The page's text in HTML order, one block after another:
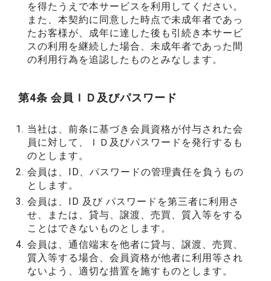
を得たうえで本サービスを利用してください。
また、本契約に同意した時点で未成年者であっ
たお客様が、成年に達した後も引続き本サービ
スの利用を継続した場合、未成年者であった間
の利用行為を追認したものとみなします。
第4条 会員ＩＤ及びパスワード
当社は、前条に基づき会員資格が付与された会
員に対して、ＩＤ及びパスワードを発行するも
のとします。
会員は、ID、パスワードの管理責任を負うもの
とします。
会員は、ID 及び パスワードを第三者に利用さ
せ、または、貸与、譲渡、売買、質入等をする
ことはできないものとします。
会員は、通信端末を他者に貸与、譲渡、売買、
質入等する場合、会員資格が他者に利用等され
ないよう、適切な措置を施すものとします。